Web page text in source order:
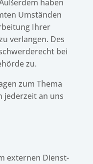
haben
Umstän­den
Ihrer
verlan­gen. Des
bei
zu.
zum Thema
jeder­zeit an uns
exter­nen Dienst­